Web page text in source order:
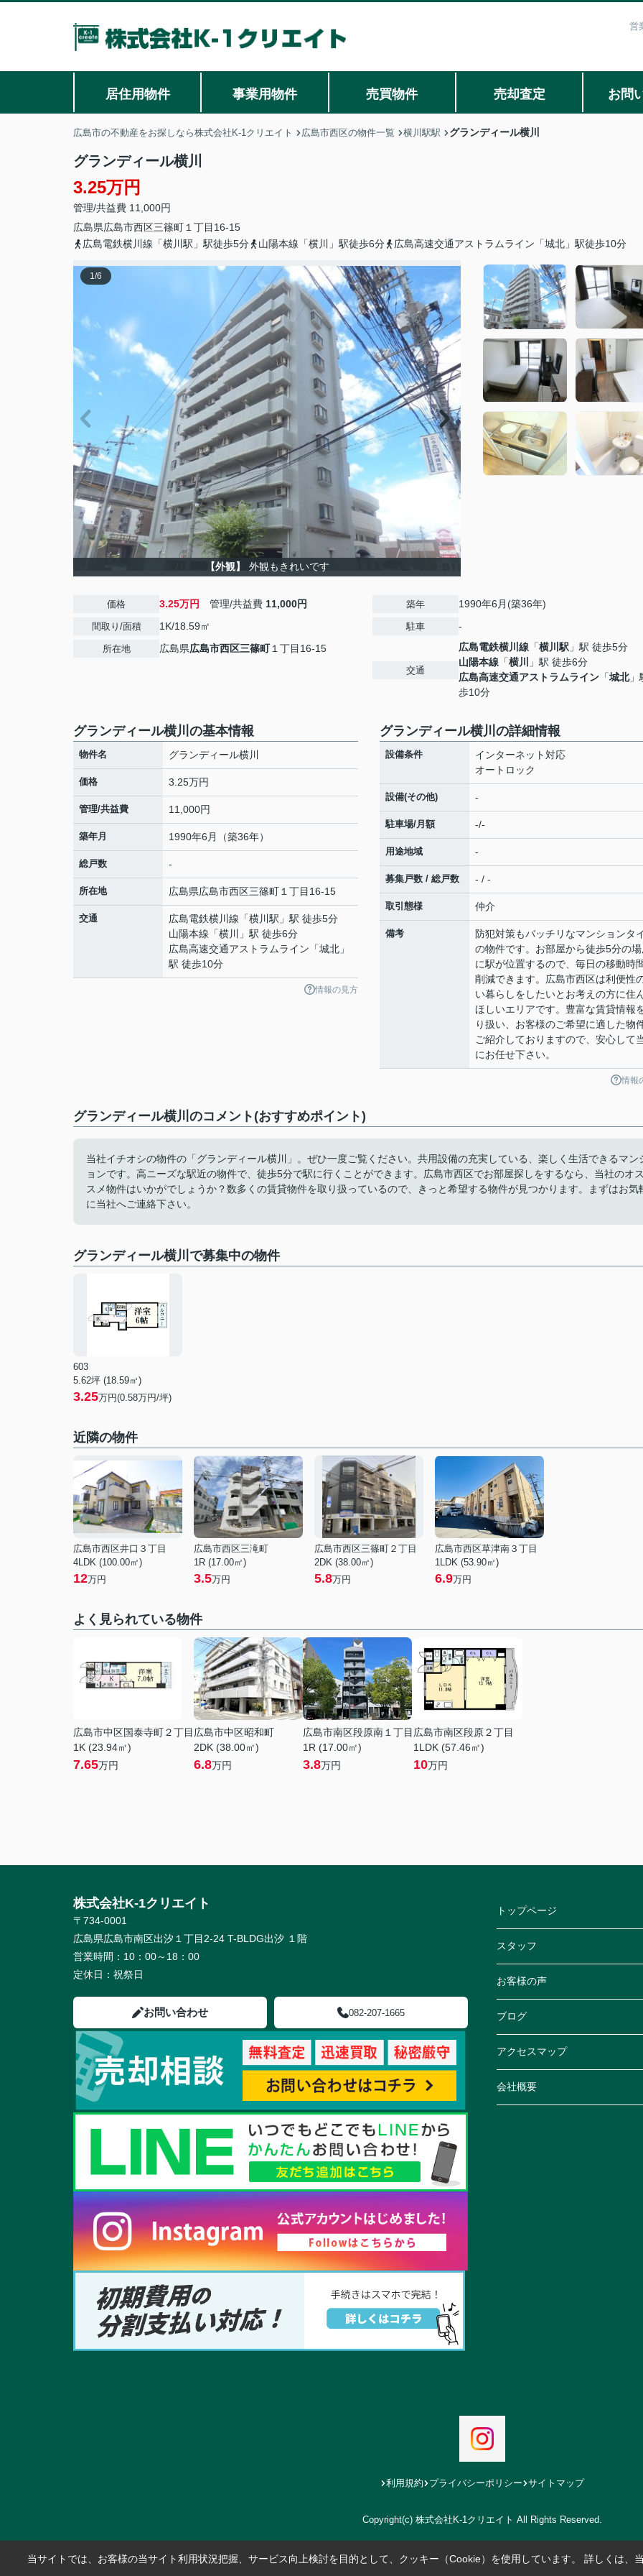
営
居住用物件 事業用物件 売買物件 売却査定 お問
広島市の不動産をお探しなら株式会社K-1クリエイト 広島市西区の物件一覧 横川駅駅 グランディール横川
グランディール横川
3.25万円
管理/共益費 11,000円
広島県広島市西区三篠町 １丁目16-15
広島電鉄横川線「横川駅」駅徒歩5分
山陽本線「横川」駅徒歩6分 広島高速交通アストラムライン「城北」駅徒歩10分
1/6
【外観】 外観もきれいです
価格 3.25万円 管理/共益費 11,000円
間取り/面積 1K/18.59㎡
所在地 広島県広島市西区三篠町１丁目16-15
築年 1990年6月(築36年)
駐車 -
交通
広島電鉄横川線 「横川駅 」駅 徒歩5分
山陽本線 「横川
」駅 徒歩6分
広島高速交通アストラムライン 「城北」
歩10分
グランディール横川の基本情報
物件名 グランディール横川
価格 3.25万円
管理/共益費 11,000円
築年月 1990年6月（築36年）
総戸数 -
所在地 広島県広島市西区三篠町 １丁目16-15
交通 広島電鉄横川線 「横川駅 」駅 徒歩5分
山陽本線 「横川
」駅 徒歩6分
広島高速交通アストラムライン 「城北 」
駅 徒歩10分
情報の見方
グランディール横川の詳細情報
設備条件
インターネット対応
オートロック
設備(その他) -
駐車場/月額 -/-
用途地域 -
募集戸数 / 総戸数 - / -
取引態様 仲介
備考
防犯対策もバッチリなマンションタ
の物件です。お部屋から徒歩5分の
に駅が位置するので、毎日の移動時
削減できます。広島市西区は利便性
い暮らしをしたいとお考えの方に住
ほしいエリアです。豊富な賃貸情報
り扱い、お客様のご希望に適した物
ご紹介しておりますので、安心して
にお任せ下さい。
情報
グランディール横川のコメント(おすすめポイント)
当社イチオシの物件の「グランディール横川」。ぜひ一度ご覧ください。共用設備の充実している、楽しく生活できるマン
ョンです。高ニーズな駅近の物件で、徒歩5分で駅に行くことができます。広島市西区でお部屋探しをするなら、当社のオス
スメ物件はいかがでしょうか？数多くの賃貸物件を取り扱っているので、きっと希望する物件が見つかります。まずはお気
に当社へご連絡下さい。
グランディール横川で募集中の物件
603
5.62坪 (18.59㎡)
3.25万円(0.58万円/坪)
近隣の物件
広島市西区井口３丁目
4LDK (100.00㎡)
12万円
広島市西区三滝町
1R (17.00㎡)
3.5万円
広島市西区三篠町２丁目
2DK (38.00㎡)
5.8万円
広島市西区草津南３丁目
1LDK (53.90㎡)
6.9万円
よく見られている物件
広島市中区国泰寺町２丁目
1K (23.94㎡)
7.65万円
広島市中区昭和町
2DK (38.00㎡)
6.8万円
広島市南区段原南１丁目
1R (17.00㎡)
3.8万円
広島市南区段原２丁目
1LDK (57.46㎡)
10万円
株式会社K-1クリエイト
〒734-0001
広島県広島市南区出汐１丁目2-24 T-BLDG出汐 １階
営業時間： 10：00～18：00
定休日： 祝祭日
お問い合わせ 082-207-1665
トップページ
スタッフ
お客様の声
ブログ
アクセスマップ
会社概要
利用規約 プライバシーポリシー サイトマップ
Copyright(c) 株式会社K-1クリエイト All Rights Reserved.
当サイトでは、お客様の当サイト利用状況把握、サービス向上検討を目的として、クッキー（Cookie）を使用しています。 詳しくは、